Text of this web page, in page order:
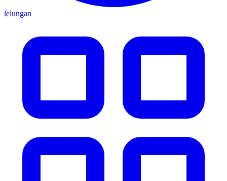
lelungan